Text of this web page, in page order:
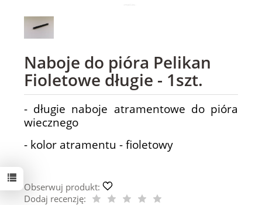
Naboje do pióra Pelikan
Fioletowe długie - 1szt.
- długie naboje atramentowe do pióra
wiecznego
- kolor atramentu - fioletowy
Obserwuj produkt:
Dodaj recenzję: